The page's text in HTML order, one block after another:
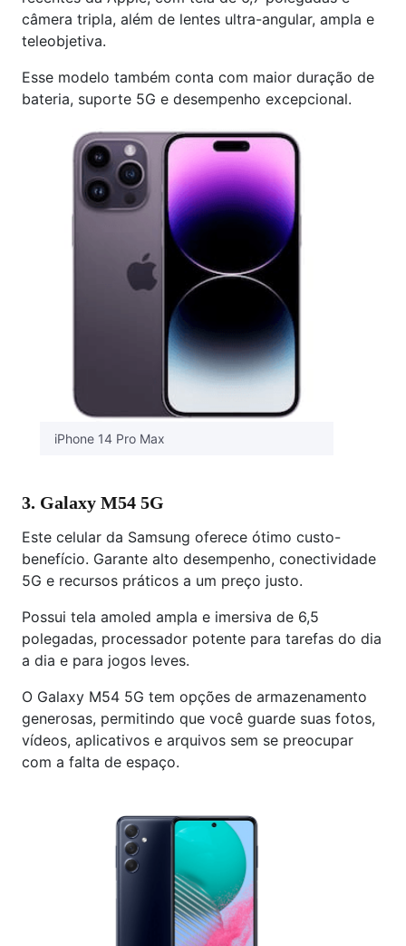
câmera tripla, além de lentes ultra-angular, ampla e
teleobjetiva.
Esse modelo também conta com maior duração de
bateria, suporte 5G e desempenho excepcional.
iPhone 14 Pro Max
3. Galaxy M54 5G
Este celular da Samsung oferece ótimo custo-
benefício. Garante alto desempenho, conectividade
5G e recursos práticos a um preço justo.
Possui tela amoled ampla e imersiva de 6,5
polegadas, processador potente para tarefas do dia
a dia e para jogos leves.
O Galaxy M54 5G tem opções de armazenamento
generosas, permitindo que você guarde suas fotos,
vídeos, aplicativos e arquivos sem se preocupar
com a falta de espaço.